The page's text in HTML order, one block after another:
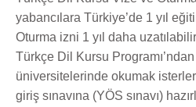
yabancılara Türkiye’de 1 yıl
Oturma izni 1 yıl daha
Türkçe Dil Kursu
üniversitelerinde okumak
giriş sınavına (YÖS sınavı)